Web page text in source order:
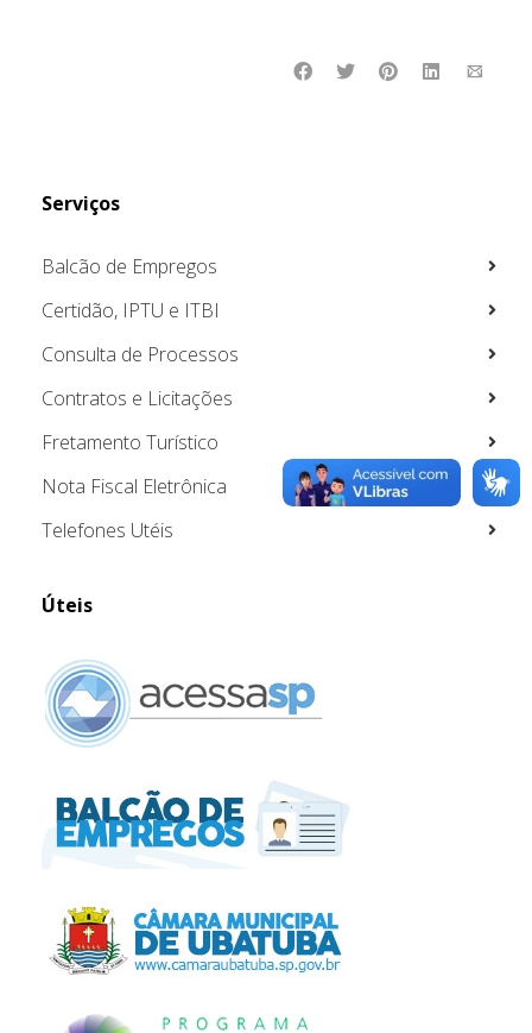
Serviços
Balcão de Empregos
Certidão, IPTU e ITBI
Consulta de Processos
Contratos e Licitações
Fretamento Turístico
Nota Fiscal Eletrônica
Telefones Utéis
Úteis